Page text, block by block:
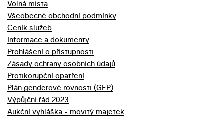
Volná místa
Všeobecné obchodní podmínky
Ceník služeb
Informace a dokumenty
Prohlášení o přístupnosti
Zásady ochrany osobních údajů
Protikorupční opatření
Plán genderové rovnosti (GEP)
Výpůjční řád 2023
Aukční vyhláška - movitý majetek